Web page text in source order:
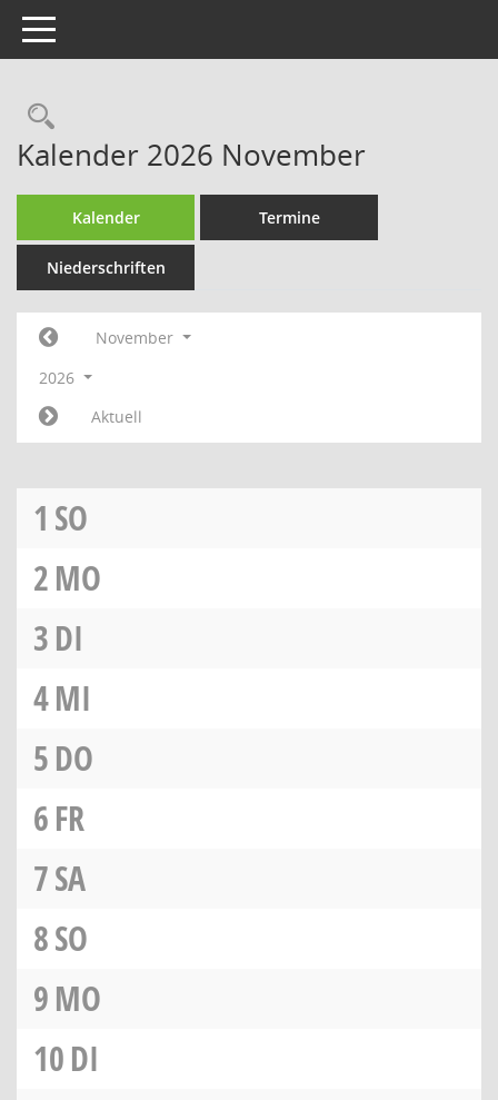
Toggle navigation
Rechercheauswahl
Kalender 2026 November
Kalender Termine
Niederschriften
November
2026
Aktuell
1 SO
2MO
3DI
4MI
5DO
6FR
7SA
8SO
9MO
10DI